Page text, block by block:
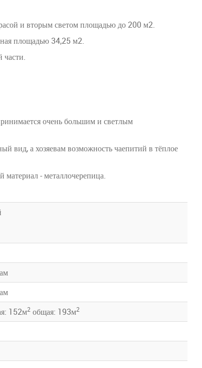
и вторым светом площадью до 200 м2.
площадью 34,25 м2.
части.
очень большим и светлым
вид, а хозяевам возможность чаепитий в тёплое
- металлочерепица.
152м2 общая: 193м2